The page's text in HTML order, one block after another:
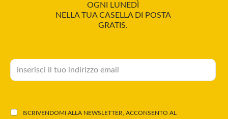
OGNI LUNEDÌ
NELLA TUA CASELLA DI POSTA
GRATIS.
ISCRIVENDOMI ALLA NEWSLETTER, ACCONSENTO AL